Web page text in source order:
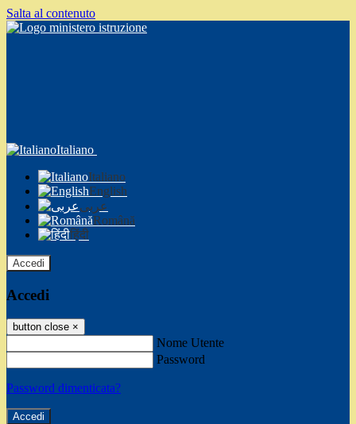
Salta al contenuto
Italiano
Italiano
English
عربى
Română
हिंदी
Accedi
Accedi
button close ×
Nome Utente
Password
Password dimenticata?